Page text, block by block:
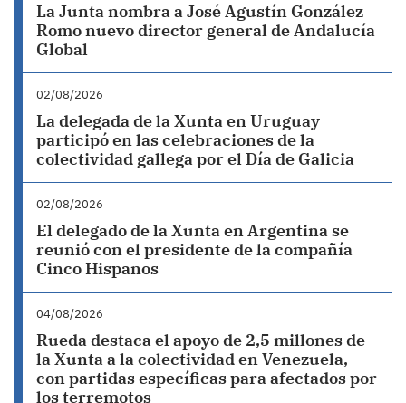
La Junta nombra a José Agustín González
Romo nuevo director general de Andalucía
Global
02/08/2026
La delegada de la Xunta en Uruguay
participó en las celebraciones de la
colectividad gallega por el Día de Galicia
02/08/2026
El delegado de la Xunta en Argentina se
reunió con el presidente de la compañía
Cinco Hispanos
04/08/2026
Rueda destaca el apoyo de 2,5 millones de
la Xunta a la colectividad en Venezuela,
con partidas específicas para afectados por
los terremotos